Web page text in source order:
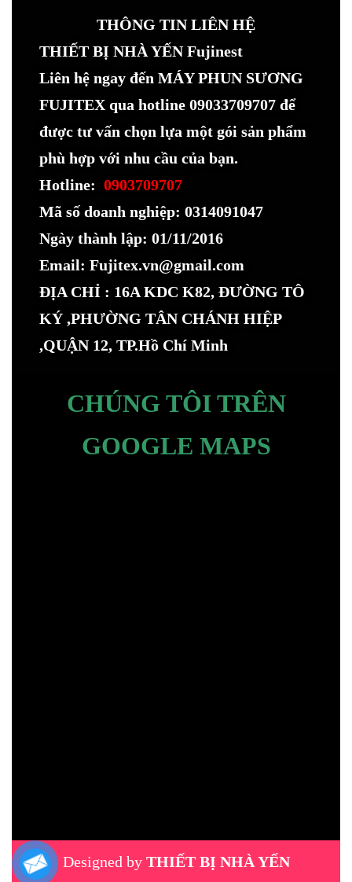
THÔNG TIN LIÊN HỆ
THIẾT BỊ NHÀ YẾN Fujinest
Liên hệ ngay đến MÁY PHUN SƯƠNG
FUJITEX qua hotline 09033709707 để
được tư vấn chọn lựa một gói sản phẩm
phù hợp với nhu cầu của bạn.
Hotline: 0903709707
Mã số doanh nghiệp: 0314091047
Ngày thành lập: 01/11/2016
Email: Fujitex.vn@gmail.com
ĐỊA CHỈ : 16A KDC K82, ĐƯỜNG TÔ
KÝ ,PHƯỜNG TÂN CHÁNH HIỆP
,QUẬN 12, TP.Hồ Chí Minh
CHÚNG TÔI TRÊN
GOOGLE MAPS
Designed by THIẾT BỊ NHÀ YẾN